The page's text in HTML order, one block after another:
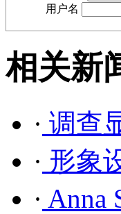
用户名
相关新
· 调查
· 形象
· Anna